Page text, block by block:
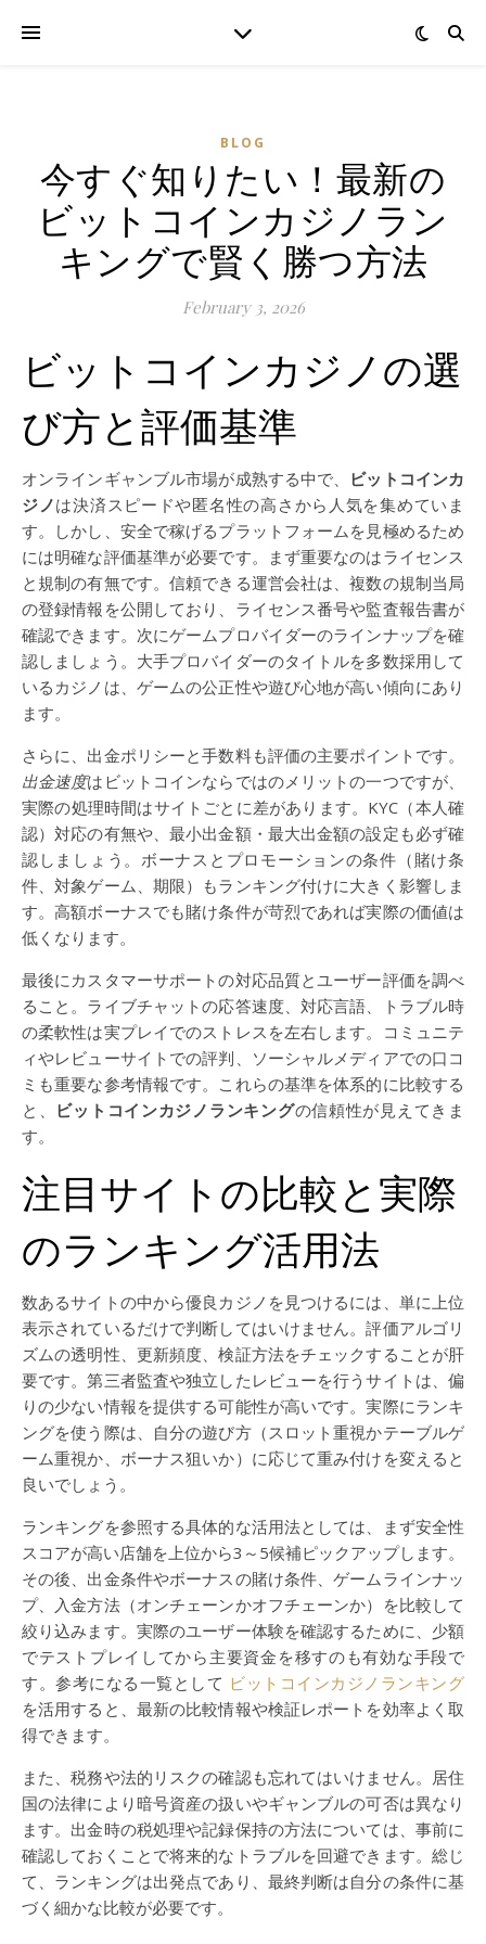
BLOG
今すぐ知りたい！最新の
ビットコインカジノラン
キングで賢く勝つ方法
February 3, 2026
ビットコインカジノの選
び方と評価基準
オンラインギャンブル市場が成熟する中で、
ビットコインカ
ジノは決済スピードや匿名性の高さから人気を集めていま
す。しかし、安全で稼げるプラットフォームを見極めるため
には明確な評価基準が必要です。まず重要なのはライセンス
と規制の有無です。信頼できる運営会社は、複数の規制当局
の登録情報を公開しており、ライセンス番号や監査報告書が
確認できます。次にゲームプロバイダーのラインナップを確
認しましょう。大手プロバイダーのタイトルを多数採用して
いるカジノは、ゲームの公正性や遊び心地が高い傾向にあり
ます。
さらに、出金ポリシーと手数料も評価の主要ポイントです。
出金速度はビットコインならではのメリットの一つですが、
実際の処理時間はサイトごとに差があります。KYC（本人確
認）対応の有無や、最小出金額・最大出金額の設定も必ず確
認しましょう。ボーナスとプロモーションの条件（賭け条
件、対象ゲーム、期限）もランキング付けに大きく影響しま
す。高額ボーナスでも賭け条件が苛烈であれば実際の価値は
低くなります。
最後にカスタマーサポートの対応品質とユーザー評価を調べ
ること。ライブチャットの応答速度、対応言語、トラブル時
の柔軟性は実プレイでのストレスを左右します。コミュニテ
ィやレビューサイトでの評判、ソーシャルメディアでの口コ
ミも重要な参考情報です。これらの基準を体系的に比較する
と、
ビットコインカジノランキングの信頼性が見えてきま
す。
注目サイトの比較と実際
のランキング活用法
数あるサイトの中から優良カジノを見つけるには、単に上位
表示されているだけで判断してはいけません。評価アルゴリ
ズムの透明性、更新頻度、検証方法をチェックすることが肝
要です。第三者監査や独立したレビューを行うサイトは、偏
りの少ない情報を提供する可能性が高いです。実際にランキ
ングを使う際は、自分の遊び方（スロット重視かテーブルゲ
ーム重視か、ボーナス狙いか）に応じて重み付けを変えると
良いでしょう。
ランキングを参照する具体的な活用法としては、まず安全性
スコアが高い店舗を上位から3～5候補ピックアップします。
その後、出金条件やボーナスの賭け条件、ゲームラインナッ
プ、入金方法（オンチェーンかオフチェーンか）を比較して
絞り込みます。実際のユーザー体験を確認するために、少額
でテストプレイしてから主要資金を移すのも有効な手段で
す。参考になる一覧として ビットコインカジノランキング
を活用すると、最新の比較情報や検証レポートを効率よく取
得できます。
また、税務や法的リスクの確認も忘れてはいけません。居住
国の法律により暗号資産の扱いやギャンブルの可否は異なり
ます。出金時の税処理や記録保持の方法については、事前に
確認しておくことで将来的なトラブルを回避できます。総じ
て、ランキングは出発点であり、最終判断は自分の条件に基
づく細かな比較が必要です。